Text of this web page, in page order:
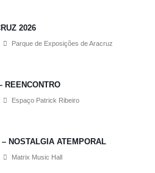
2026
Parque de Exposições de Aracruz
REENCONTRO
Espaço Patrick Ribeiro
NOSTALGIA ATEMPORAL
Matrix Music Hall